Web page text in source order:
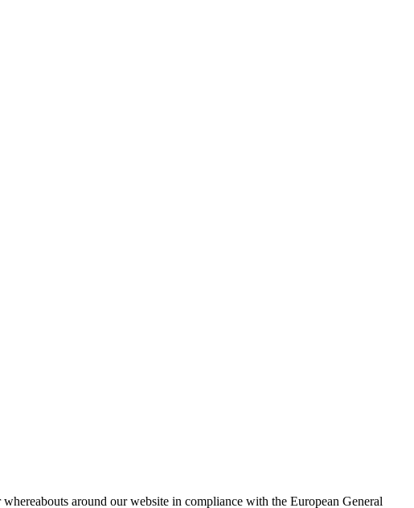
around our website in compliance with the European General